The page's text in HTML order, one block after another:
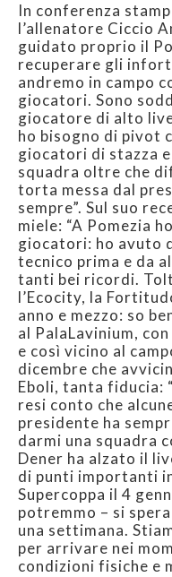
In conferenza
l’allenatore Ciccio
guidato proprio il
recuperare gli
andremo in campo
giocatori. Sono
giocatore di alto
ho bisogno di pivot
giocatori di stazza
squadra oltre che
torta messa dal
sempre”. Sul suo
miele: “A Pomezia
giocatori: ho avuto
tecnico prima e da
tanti bei ricordi.
l’Ecocity, la
anno e mezzo: so
al PalaLavinium,
e così vicino al
dicembre che
Eboli, tanta fiducia:
resi conto che
presidente ha
darmi una squadra
Dener ha alzato il
di punti importanti
Supercoppa il 4
potremmo – si
una settimana.
per arrivare nei
condizioni fisiche e